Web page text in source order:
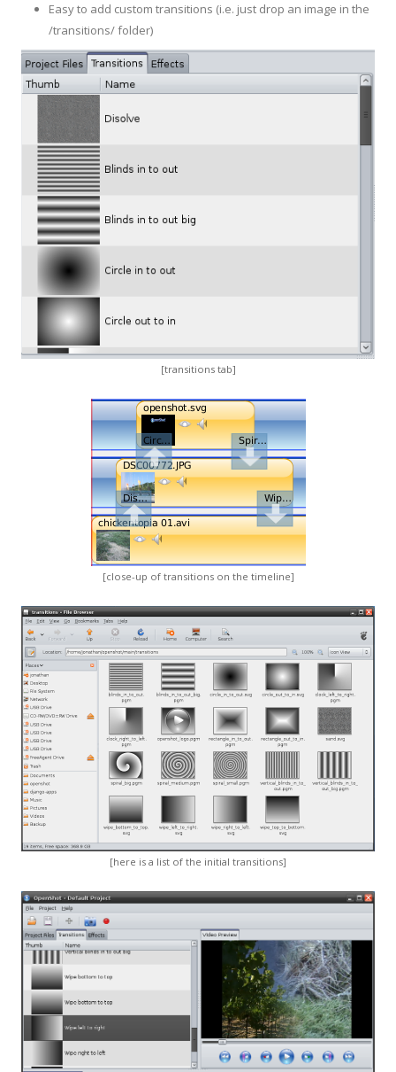
Easy to add custom transitions (i.e. just drop an image in the
/transitions/ folder)
[transitions tab]
[close-up of transitions on the timeline]
[here is a list of the initial transitions]